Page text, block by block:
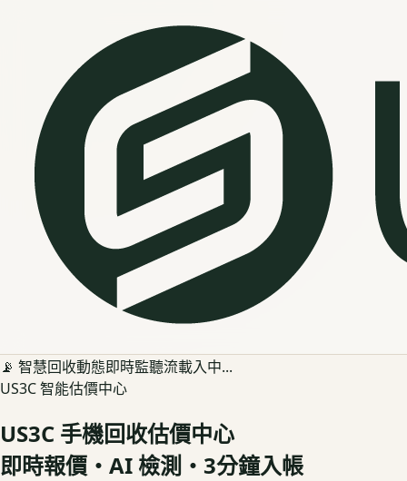
📡 智慧回收動態即時監聽流載入中...
US3C 智能估價中心
US3C 手機回收估價中心
即時報價・AI 檢測・3分鐘入帳